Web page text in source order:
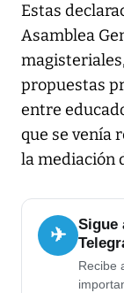
Estas
Asamblea
propuestas
entre
que se venía
la mediación
✈
Sigue
Recibe